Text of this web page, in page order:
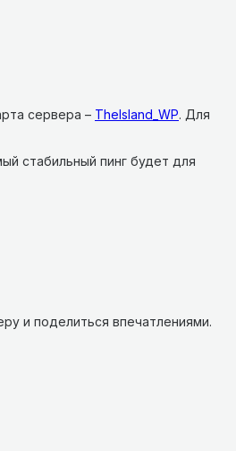
сервера – TheIsland_WP. Для
стабильный пинг будет для
и поделиться впечатлениями.